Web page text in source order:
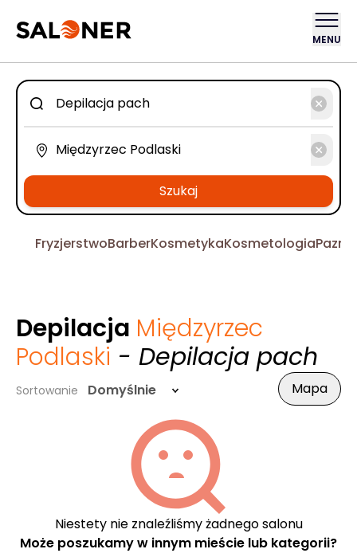
MENU
Szukaj
FryzjerstwoBarberKosmetykaKosmetologia
Depilacja Międzyrzec
Podlaski - Depilacja pach
Sortowanie Domyślnie Mapa
Niestety nie znaleźliśmy żadnego salonu
Może poszukamy w innym mieście lub kategorii?